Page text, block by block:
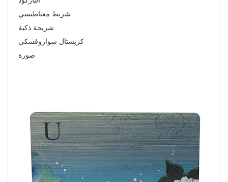
شريط مغناطيسي
شريحة ذكية
كريستال سواروفسكي
صورة